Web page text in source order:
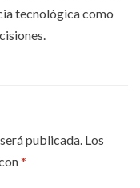
tecnológica como
publicada. Los
*